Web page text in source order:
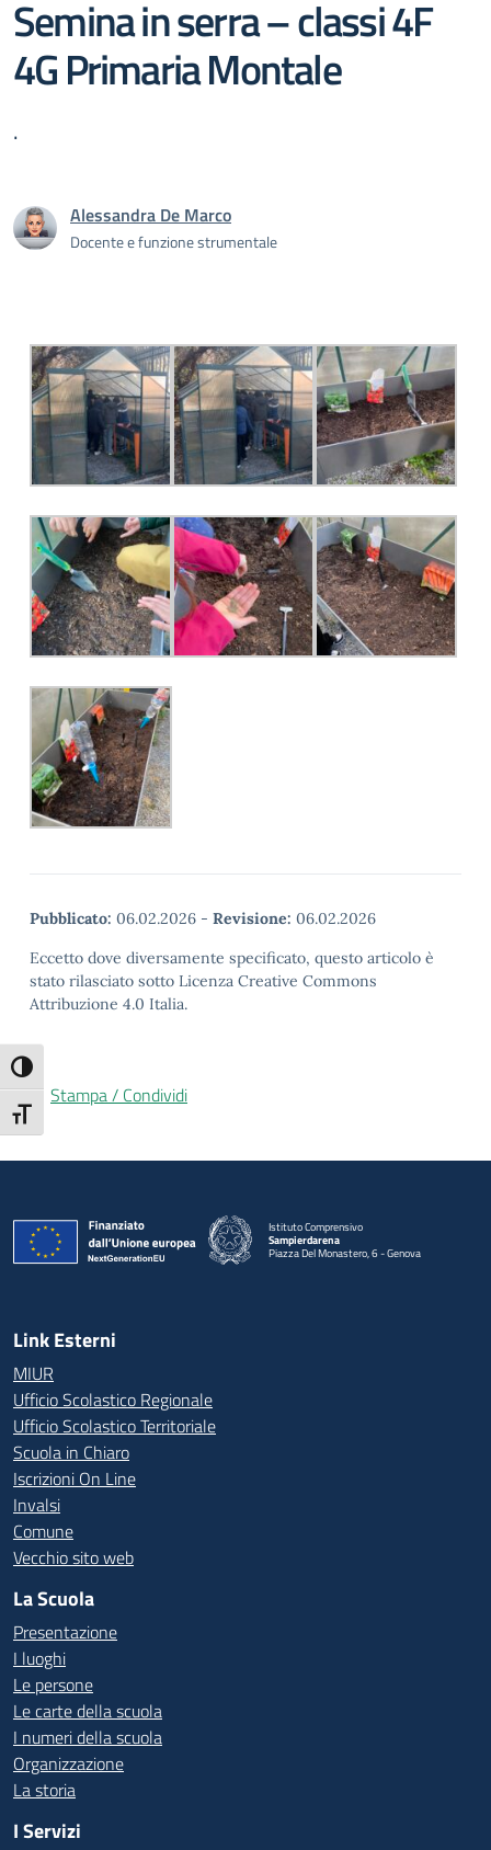
Attiva/disattiva alto contrasto
Attiva/disattiva dimensione testo
Semina in serra – classi 4F
4G Primaria Montale
.
Alessandra De Marco
Docente e funzione strumentale
Pubblicato: 06.02.2026 - Revisione: 06.02.2026
Eccetto dove diversamente specificato, questo articolo è
stato rilasciato sotto Licenza Creative Commons
Attribuzione 4.0 Italia.
Stampa / Condividi
Istituto Comprensivo
Sampierdarena
Piazza Del Monastero, 6 - Genova
— Visita la pagina iniziale della scuola
Link Esterni
MIUR
Ufficio Scolastico Regionale
Ufficio Scolastico Territoriale
Scuola in Chiaro
Iscrizioni On Line
Invalsi
Comune
Vecchio sito web
La Scuola
Presentazione
I luoghi
Le persone
Le carte della scuola
I numeri della scuola
Organizzazione
La storia
I Servizi